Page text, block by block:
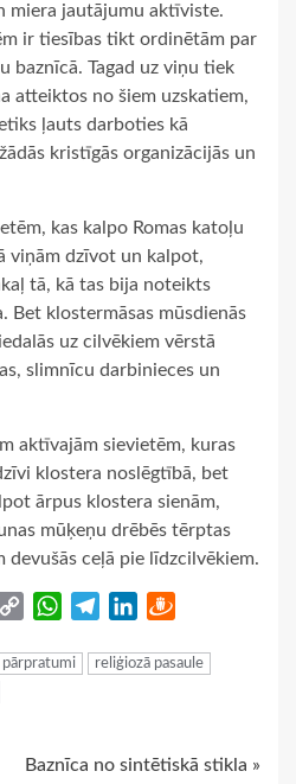
miera jautājumu aktīviste.
ir tiesības tikt ordinētām par
baznīcā. Tagad uz viņu tiek
atteiktos no šiem uzskatiem,
ļauts darboties kā
kristīgās organizācijās un
kas kalpo Romas katoļu
viņām dzīvot un kalpot,
tā, kā tas bija noteikts
Bet klostermāsas mūsdienās
uz cilvēkiem vērstā
slimnīcu darbinieces un
aktīvajām sievietēm, kuras
klostera noslēgtībā, bet
ārpus klostera sienām,
mūķeņu drēbēs tērptas
devušās ceļā pie līdzcilvēkiem.
Copy
WhatsApp
TelegramLinkedIn
pārpratumi
reliģiozā pasaule
Baznīca no sintētiskā stikla »